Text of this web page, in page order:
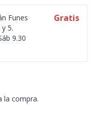
Funes
5.
9.30
Gratis
la compra.